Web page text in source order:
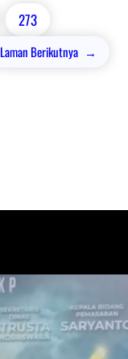
273
Laman Berikutnya →